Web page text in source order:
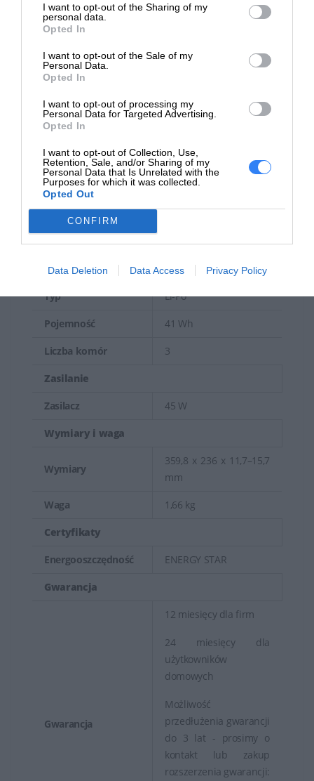
I want to opt-out of the Sharing of my
personal data.
Opted In
I want to opt-out of the Sale of my
Personal Data.
Opted In
I want to opt-out of processing my
Personal Data for Targeted Advertising.
Opted In
I want to opt-out of Collection, Use,
Retention, Sale, and/or Sharing of my
Personal Data that Is Unrelated with the
Purposes for which it was collected.
Opted Out
CONFIRM
Data Deletion Data Access Privacy Policy
USB Sleep & Charge Tak (1 port)
Typ
Pełnowymiarowa +
Podświetlenie Tak
zalanie
Tak
Kolor Flint opaque
System
System operacyjny Windows 11 Home
Bateria
Typ Li-Po
Pojemność 41 Wh
Liczba komór 3
Zasilanie
Zasilacz 45 W
Wymiary i waga
Wymiary
359,8 x 236 x 11,7–15,7
mm
Waga 1,66 kg
Certyfikaty
Energooszczędność ENERGY STAR
Gwarancja
Gwarancja
12 miesięcy dla firm
24 miesięcy dla
użytkowników
domowych
Możliwość
przedłużenia gwarancji
do 3 lat - prosimy o
kontakt lub zakup
rozszerzenia gwarancji: